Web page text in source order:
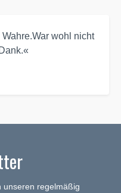
wohl nicht
unseren regelmäßig